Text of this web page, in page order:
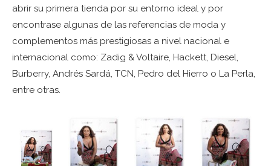
abrir su primera tienda por su entorno ideal y por
encontrase algunas de las referencias de moda y
complementos más prestigiosas a nivel nacional e
internacional como: Zadig & Voltaire, Hackett, Diesel,
Burberry, Andrés Sardá, TCN, Pedro del Hierro o La Perla,
entre otras.